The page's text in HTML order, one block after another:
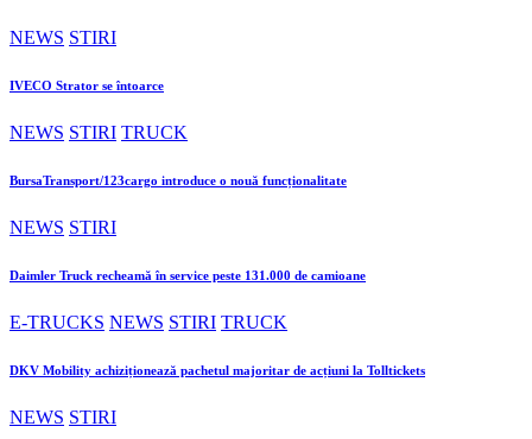
NEWS STIRI
IVECO Strator se întoarce
NEWS STIRI TRUCK
BursaTransport/123cargo introduce o nouă funcționalitate
NEWS STIRI
Daimler Truck recheamă în service peste 131.000 de camioane
E-TRUCKS NEWS STIRI TRUCK
DKV Mobility achiziționează pachetul majoritar de acțiuni la Tolltickets
NEWS STIRI